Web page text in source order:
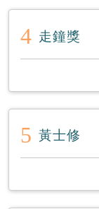
4 走鐘獎
5 黃士修